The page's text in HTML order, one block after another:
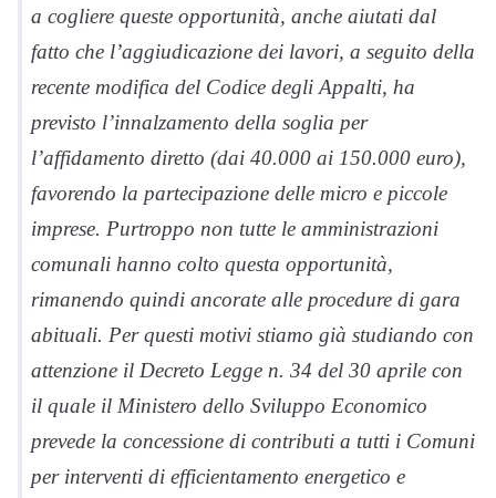
a cogliere queste opportunità, anche aiutati dal
fatto che l’aggiudicazione dei lavori, a seguito della
recente modifica del Codice degli Appalti, ha
previsto l’innalzamento della soglia per
l’affidamento diretto (dai 40.000 ai 150.000 euro),
favorendo la partecipazione delle micro e piccole
imprese. Purtroppo non tutte le amministrazioni
comunali hanno colto questa opportunità,
rimanendo quindi ancorate alle procedure di gara
abituali. Per questi motivi stiamo già studiando con
attenzione il Decreto Legge n. 34 del 30 aprile con
il quale il Ministero dello Sviluppo Economico
prevede la concessione di contributi a tutti i Comuni
per interventi di efficientamento energetico e